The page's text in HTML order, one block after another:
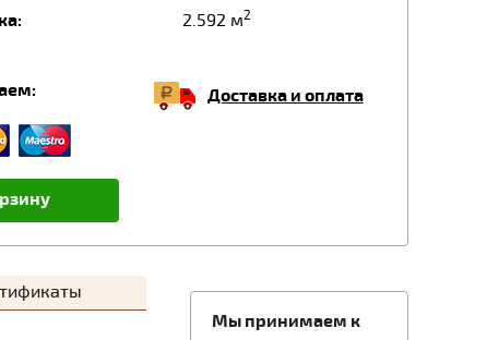
2.592 м2
Доставка и оплата
Мы принимаем к